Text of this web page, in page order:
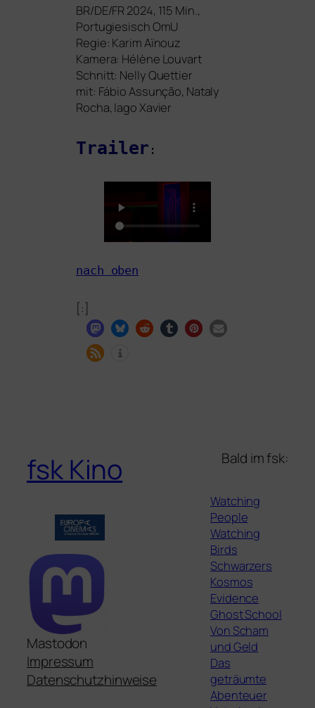
BR/DE/FR2024, 115 Min.,
Portugiesisch OmU
Regie: Karim Aïnouz
Kamera: Hélène Louvart
Schnitt: Nelly Quettier
mit: Fábio Assunção, Nataly
Rocha, Iago Xavier
Trailer :
nach oben
[:]
fsk Kino
Mastodon
Impressum
Datenschutzhinweise
Bald im fsk:
Watching
People
Watching
Birds
Schwarzers
Kosmos
Evidence
Ghost School
Von Scham
und Geld
Das
geträumte
Abenteuer